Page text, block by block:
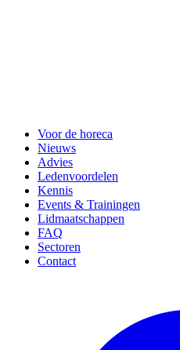
Voor de horeca
Nieuws
Advies
Ledenvoordelen
Kennis
Events & Trainingen
Lidmaatschappen
FAQ
Sectoren
Contact